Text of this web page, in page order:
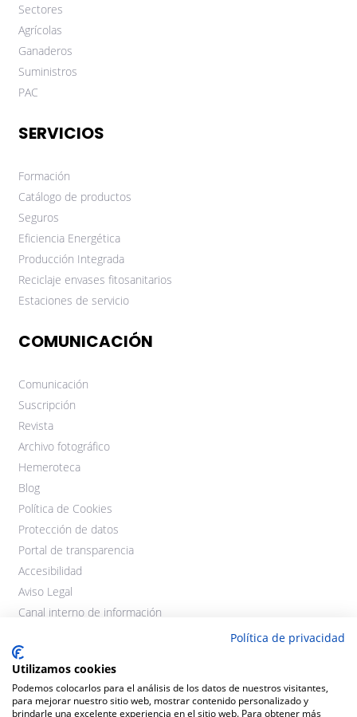
Sectores
Agrícolas
Ganaderos
Suministros
PAC
SERVICIOS
Formación
Catálogo de productos
Seguros
Eficiencia Energética
Producción Integrada
Reciclaje envases fitosanitarios
Estaciones de servicio
COMUNICACIÓN
Comunicación
Suscripción
Revista
Archivo fotográfico
Hemeroteca
Blog
Política de Cookies
Protección de datos
Portal de transparencia
Accesibilidad
Aviso Legal
Canal interno de información
Política de privacidad
Utilizamos cookies
Podemos colocarlos para el análisis de los datos de nuestros visitantes,
para mejorar nuestro sitio web, mostrar contenido personalizado y
brindarle una excelente experiencia en el sitio web. Para obtener más